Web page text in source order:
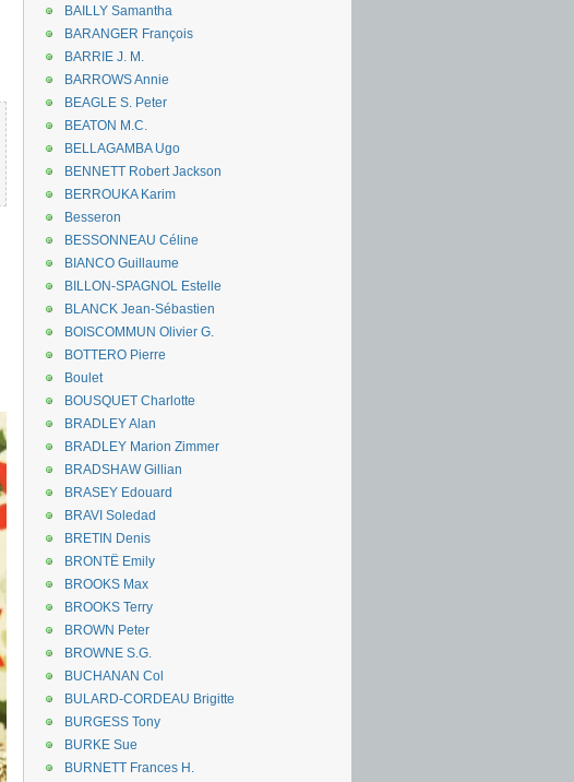
BAILLY Samantha
BARANGER François
BARRIE J. M.
BARROWS Annie
BEAGLE S. Peter
BEATON M.C.
BELLAGAMBA Ugo
BENNETT Robert Jackson
BERROUKA Karim
Besseron
BESSONNEAU Céline
BIANCO Guillaume
BILLON-SPAGNOL Estelle
BLANCK Jean-Sébastien
BOISCOMMUN Olivier G.
BOTTERO Pierre
Boulet
BOUSQUET Charlotte
BRADLEY Alan
BRADLEY Marion Zimmer
BRADSHAW Gillian
BRASEY Edouard
BRAVI Soledad
BRETIN Denis
BRONTË Emily
BROOKS Max
BROOKS Terry
BROWN Peter
BROWNE S.G.
BUCHANAN Col
BULARD-CORDEAU Brigitte
BURGESS Tony
BURKE Sue
BURNETT Frances H.